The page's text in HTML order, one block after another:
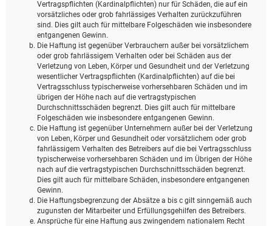
Vertragspflichten (Kardinalpflichten) nur für Schäden, die auf ein
vorsätzliches oder grob fahrlässiges Verhalten zurückzuführen
sind. Dies gilt auch für mittelbare Folgeschäden wie insbesondere
entgangenen Gewinn.
Die Haftung ist gegenüber Verbrauchern außer bei vorsätzlichem
oder grob fahrlässigem Verhalten oder bei Schäden aus der
Verletzung von Leben, Körper und Gesundheit und der Verletzung
wesentlicher Vertragspflichten (Kardinalpflichten) auf die bei
Vertragsschluss typischerweise vorhersehbaren Schäden und im
übrigen der Höhe nach auf die vertragstypischen
Durchschnittsschäden begrenzt. Dies gilt auch für mittelbare
Folgeschäden wie insbesondere entgangenen Gewinn.
Die Haftung ist gegenüber Unternehmern außer bei der Verletzung
von Leben, Körper und Gesundheit oder vorsätzlichem oder grob
fahrlässigem Verhalten des Betreibers auf die bei Vertragsschluss
typischerweise vorhersehbaren Schäden und im Übrigen der Höhe
nach auf die vertragstypischen Durchschnittsschäden begrenzt.
Dies gilt auch für mittelbare Schäden, insbesondere entgangenen
Gewinn.
Die Haftungsbegrenzung der Absätze a bis c gilt sinngemäß auch
zugunsten der Mitarbeiter und Erfüllungsgehilfen des Betreibers.
Ansprüche für eine Haftung aus zwingendem nationalem Recht